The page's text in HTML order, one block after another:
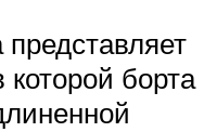
борта